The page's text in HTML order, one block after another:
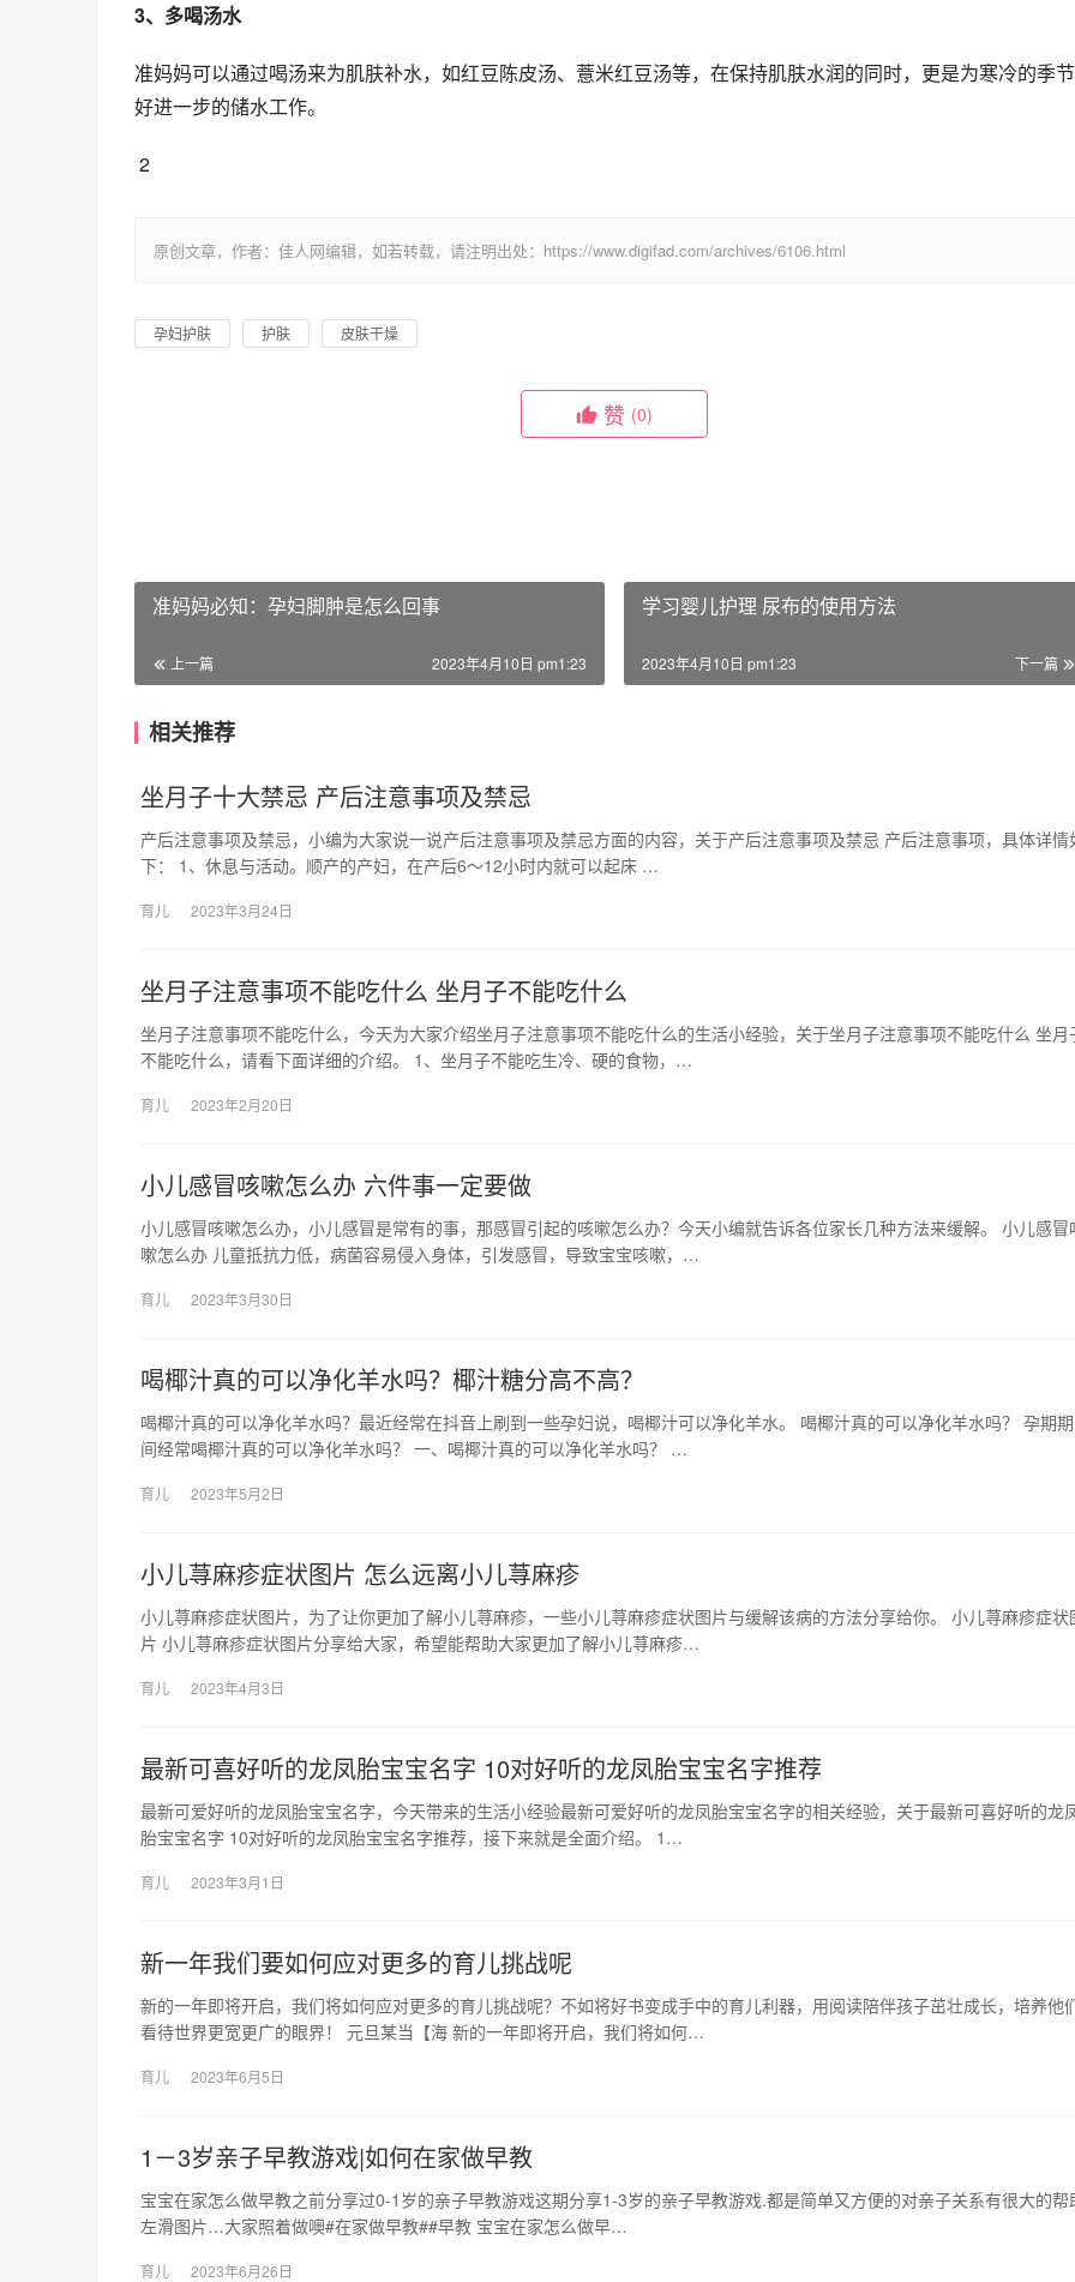
3、多喝汤水
准妈妈可以通过喝汤来为肌肤补水，如红豆陈皮汤、薏米红豆汤等，在保持肌肤水润的同时，更是为寒冷的季
好进一步的储水工作。
2
原创文章，作者：佳人网编辑，如若转载，请注明出处：https://www.digifad.com/archives/6106.html
孕妇护肤 护肤 皮肤干燥
赞 (0)
准妈妈必知：孕妇脚肿是怎么回事
上一篇 2023年4月10日 pm1:23
学习婴儿护理 尿布的使用方法
下一篇
2023年4月10日 pm1:23
相关推荐
坐月子十大禁忌 产后注意事项及禁忌
产后注意事项及禁忌，小编为大家说一说产后注意事项及禁忌方面的内容，关于产后注意事项及禁忌 产后注意事项，具体详情
下： 1、休息与活动。顺产的产妇，在产后6～12小时内就可以起床 …
育儿 2023年3月24日
坐月子注意事项不能吃什么 坐月子不能吃什么
坐月子注意事项不能吃什么，今天为大家介绍坐月子注意事项不能吃什么的生活小经验，关于坐月子注意事项不能吃什么 坐月
不能吃什么，请看下面详细的介绍。 1、坐月子不能吃生冷、硬的食物，…
育儿 2023年2月20日
小儿感冒咳嗽怎么办 六件事一定要做
小儿感冒咳嗽怎么办，小儿感冒是常有的事，那感冒引起的咳嗽怎么办？今天小编就告诉各位家长几种方法来缓解。 小儿感冒
嗽怎么办 儿童抵抗力低，病菌容易侵入身体，引发感冒，导致宝宝咳嗽，…
育儿 2023年3月30日
喝椰汁真的可以净化羊水吗？椰汁糖分高不高？
喝椰汁真的可以净化羊水吗？最近经常在抖音上刷到一些孕妇说，喝椰汁可以净化羊水。 喝椰汁真的可以净化羊水吗？ 孕期期
间经常喝椰汁真的可以净化羊水吗？ 一、喝椰汁真的可以净化羊水吗？ …
育儿 2023年5月2日
小儿荨麻疹症状图片 怎么远离小儿荨麻疹
小儿荨麻疹症状图片，为了让你更加了解小儿荨麻疹，一些小儿荨麻疹症状图片与缓解该病的方法分享给你。 小儿荨麻疹症状
片 小儿荨麻疹症状图片分享给大家，希望能帮助大家更加了解小儿荨麻疹…
育儿 2023年4月3日
最新可喜好听的龙凤胎宝宝名字 10对好听的龙凤胎宝宝名字推荐
最新可爱好听的龙凤胎宝宝名字，今天带来的生活小经验最新可爱好听的龙凤胎宝宝名字的相关经验，关于最新可喜好听的龙
胎宝宝名字 10对好听的龙凤胎宝宝名字推荐，接下来就是全面介绍。 1…
育儿 2023年3月1日
新一年我们要如何应对更多的育儿挑战呢
新的一年即将开启，我们将如何应对更多的育儿挑战呢？不如将好书变成手中的育儿利器，用阅读陪伴孩子茁壮成长，培养他
看待世界更宽更广的眼界！ 元旦某当【海 新的一年即将开启，我们将如何…
育儿 2023年6月5日
1－3岁亲子早教游戏|如何在家做早教
宝宝在家怎么做早教之前分享过0-1岁的亲子早教游戏这期分享1-3岁的亲子早教游戏.都是简单又方便的对亲子关系有很大的帮
左滑图片…大家照着做噢#在家做早教##早教 宝宝在家怎么做早…
育儿 2023年6月26日